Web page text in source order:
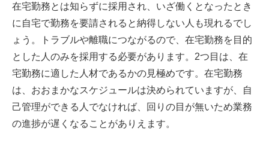
在宅勤務とは知らずに採用され、いざ働くとなったとき
に自宅で勤務を要請されると納得しない人も現れるでし
ょう。トラブルや離職につながるので、在宅勤務を目的
とした人のみを採用する必要があります。2つ目は、在
宅勤務に適した人材であるかの見極めです。在宅勤務
は、おおまかなスケジュールは決められていますが、自
己管理ができる人でなければ、回りの目が無いため業務
の進捗が遅くなることがありえます。